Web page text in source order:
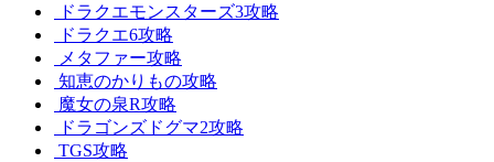
ドラクエモンスターズ3攻略
ドラクエ6攻略
メタファー攻略
知恵のかりもの攻略
魔女の泉R攻略
ドラゴンズドグマ2攻略
TGS攻略